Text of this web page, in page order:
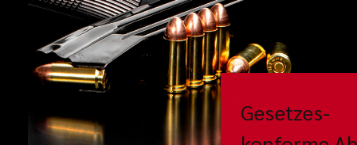
Gesetzes-